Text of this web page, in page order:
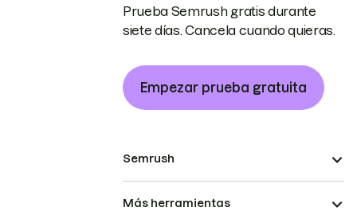
Prueba Semrush gratis durante
siete días. Cancela cuando quieras.
Empezar prueba gratuita
Semrush
Más herramientas